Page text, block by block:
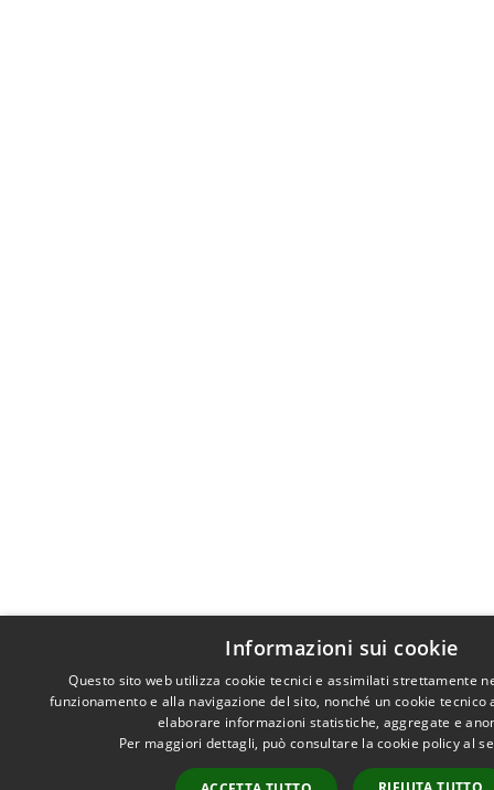
Informazioni sui cookie
Questo sito web utilizza cookie tecnici e assimilati strettamente
funzionamento e alla navigazione del sito, nonché un cookie
elaborare informazioni statistiche, aggregate e
Per maggiori dettagli, può consultare la cookie policy al